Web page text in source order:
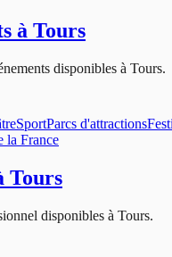
à Tours
disponibles à Tours.
SportParcs d'attractions
la France
Tours
disponibles à Tours.